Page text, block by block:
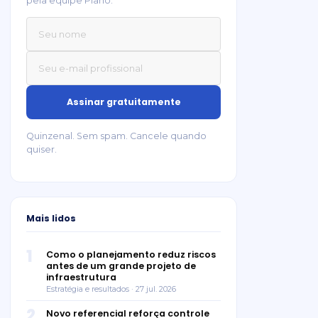
Quinzenal. Sem spam. Cancele quando
quiser.
Mais lidos
Como o planejamento reduz riscos
antes de um grande projeto de
infraestrutura
Estratégia e resultados · 27 jul. 2026
Novo referencial reforça controle